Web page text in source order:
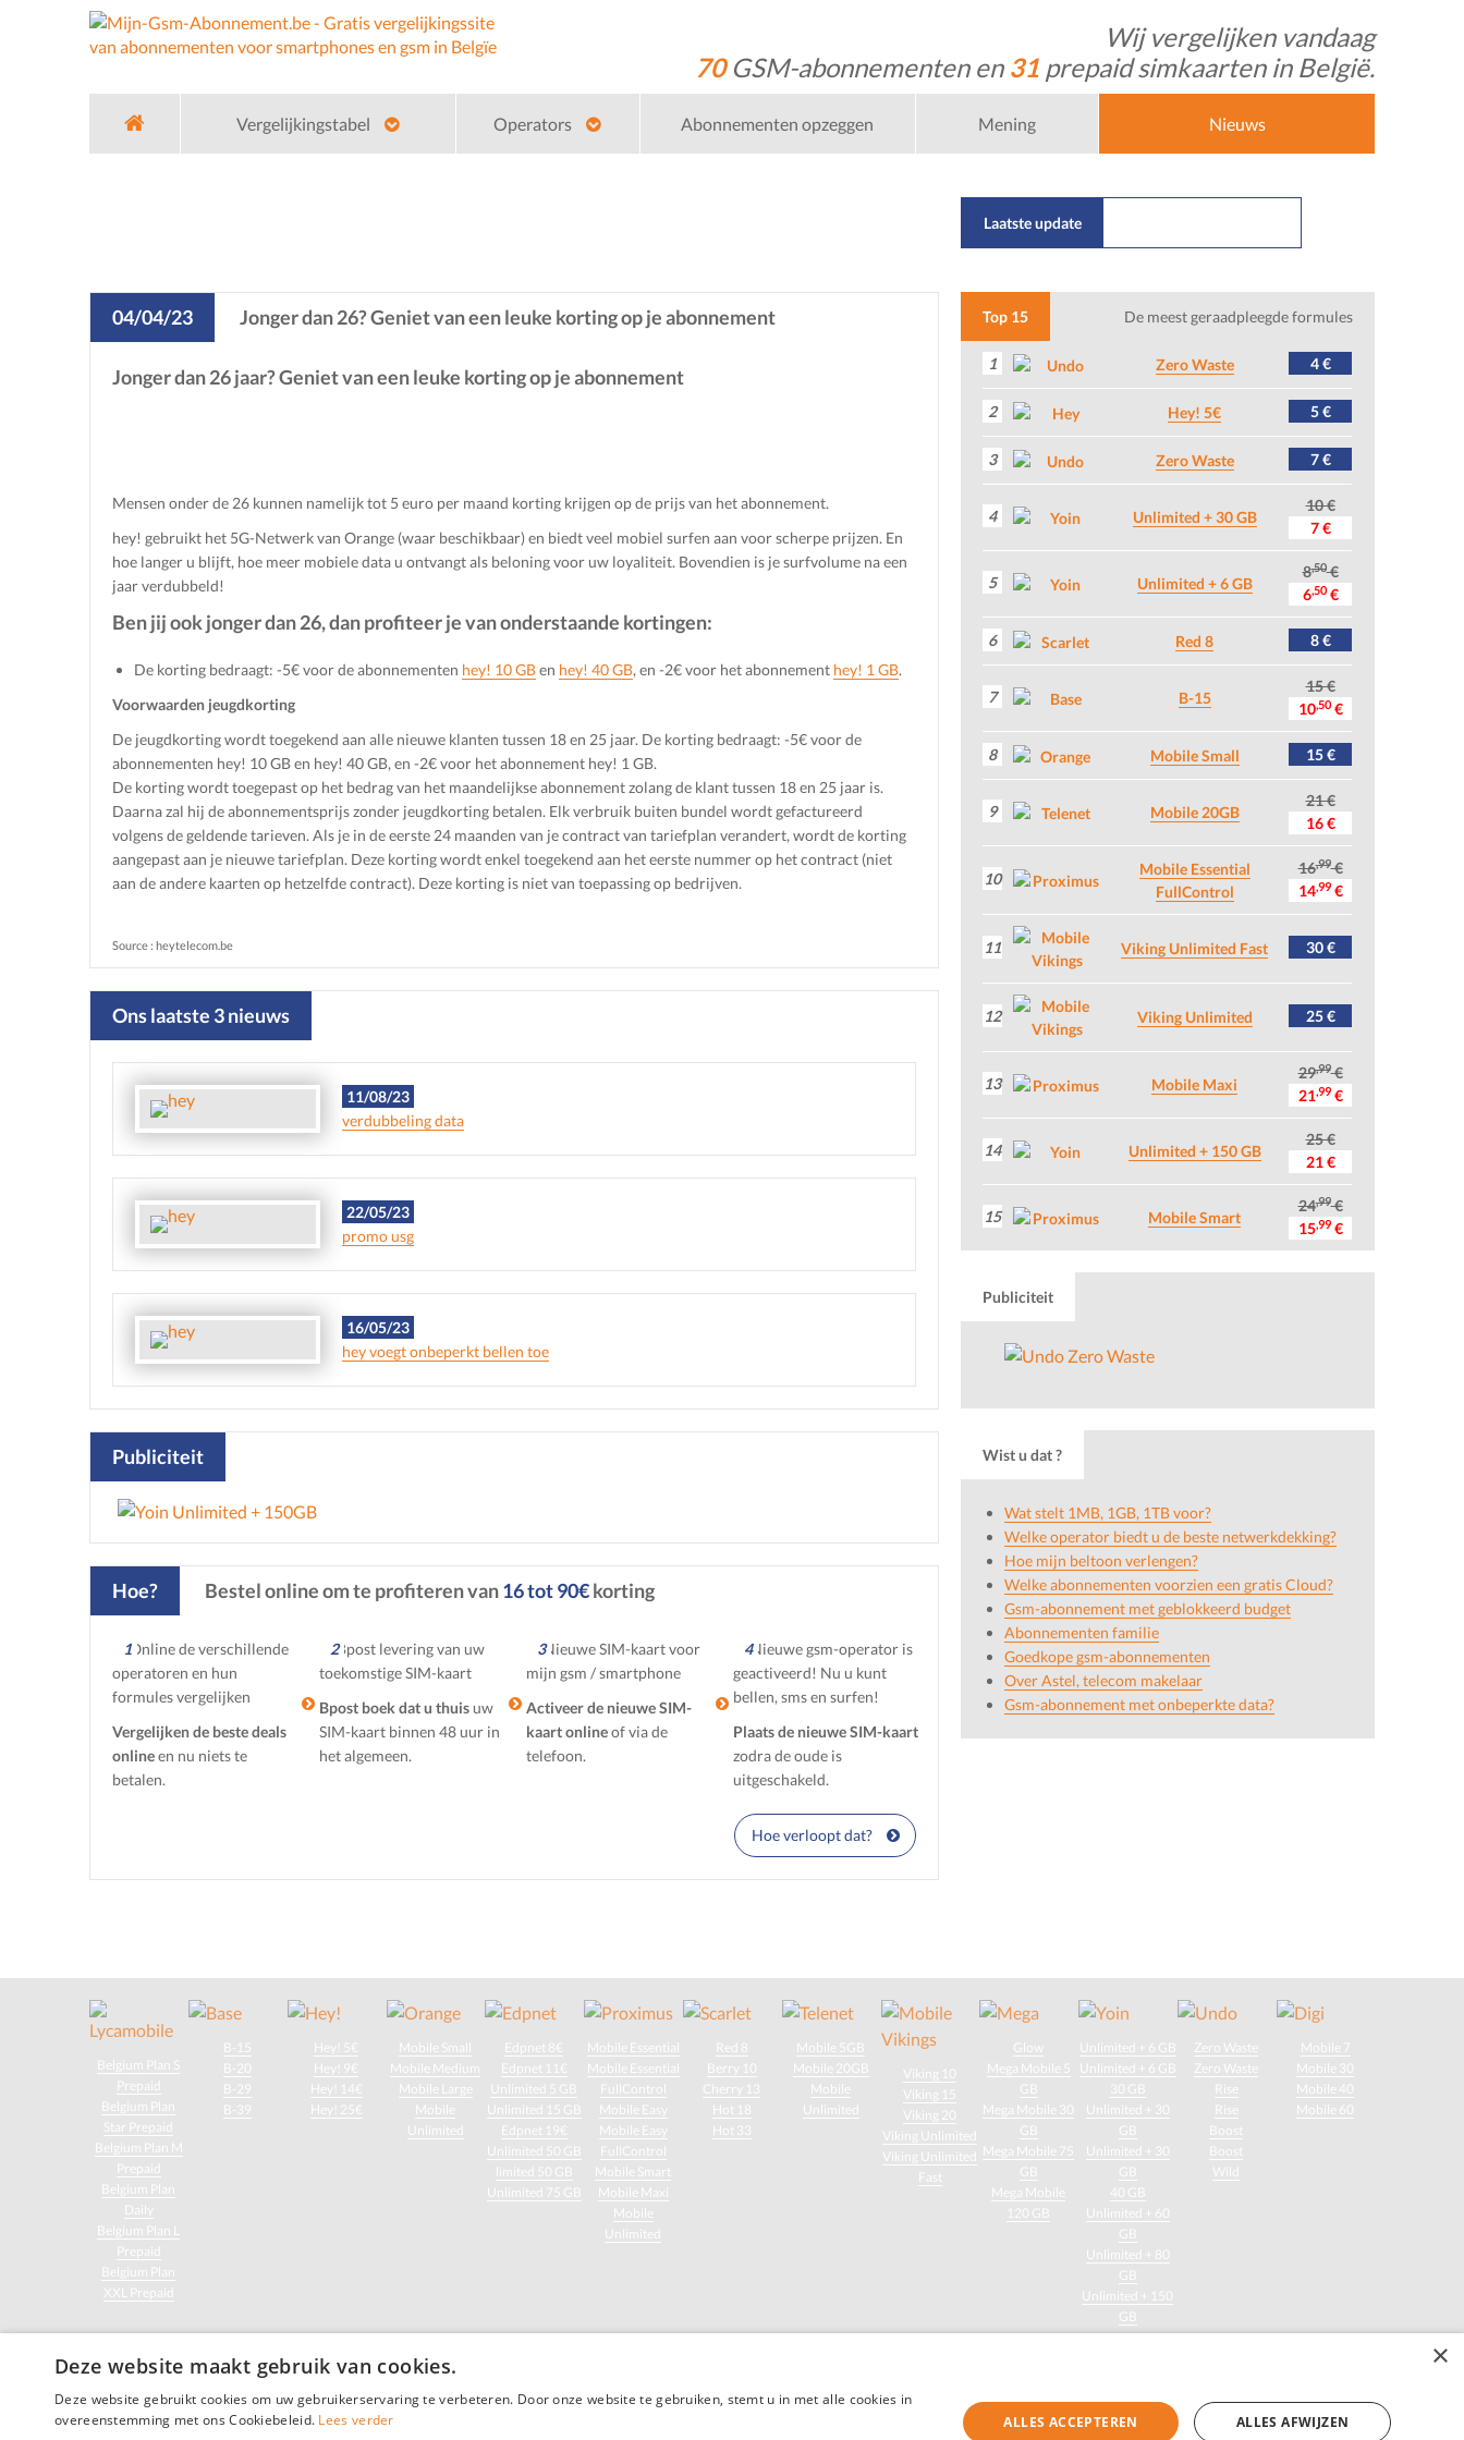
Wij vergelijken vandaag
70GSM-abonnementen en 31 prepaid simkaarten in België.
Vergelijkingstabel Operators Abonnementen opzeggen Mening Nieuws
Laatste update
04/04/23 Jonger dan 26? Geniet van een leuke korting op je abonnement
Jonger dan 26 jaar? Geniet van een leuke korting op je abonnement
Mensen onder de 26 kunnen namelijk tot 5 euro per maand korting krijgen op de prijs van het abonnement.
hey! gebruikt het 5G-Netwerk van Orange (waar beschikbaar) en biedt veel mobiel surfen aan voor scherpe prijzen. En
hoe langer u blijft, hoe meer mobiele data u ontvangt als beloning voor uw loyaliteit. Bovendien is je surfvolume na een
jaar verdubbeld!
Ben jij ook jonger dan 26, dan profiteer je van onderstaande kortingen:
De korting bedraagt: -5€ voor de abonnementen hey! 10 GBen hey! 40 GB, en -2€ voor het abonnement hey! 1 GB.
Voorwaarden jeugdkorting
De jeugdkorting wordt toegekend aan alle nieuwe klanten tussen 18 en 25 jaar. De korting bedraagt: -5€ voor de
abonnementen hey! 10 GB en hey! 40 GB, en -2€ voor het abonnement hey! 1 GB.
De korting wordt toegepast op het bedrag van het maandelijkse abonnement zolang de klant tussen 18 en 25 jaar is.
Daarna zal hij de abonnementsprijs zonder jeugdkorting betalen. Elk verbruik buiten bundel wordt gefactureerd
volgens de geldende tarieven. Als je in de eerste 24 maanden van je contract van tariefplan verandert, wordt de korting
aangepast aan je nieuwe tariefplan. Deze korting wordt enkel toegekend aan het eerste nummer op het contract (niet
aan de andere kaarten op hetzelfde contract). Deze korting is niet van toepassing op bedrijven.
Source : heytelecom.be
Ons laatste 3 nieuws
11/08/23
verdubbeling data
22/05/23
promo usg
16/05/23
hey voegt onbeperkt bellen toe
Publiciteit
Hoe? Bestel online om te profiteren van16 tot 90€korting
1
Vergelijken de beste deals
onlineen nu niets te
betalen.
2
Bpost boek dat u thuis uw
SIM-kaart binnen 48 uur in
het algemeen.
3
Activeer de nieuwe SIM-
kaart onlineof via de
telefoon.
4
Plaats de nieuwe SIM-kaart
zodra de oude is
uitgeschakeld.
Hoe verloopt dat?
Top 15 De meest geraadpleegde formules
1 Zero Waste 4 €
2 Hey! 5€ 5 €
3 Zero Waste 7 €
4 Unlimited + 30 GB
10 €
7 €
5 Unlimited + 6 GB
8,50€
6,50€
6 Red 8 8 €
7 B-15
15 €
10,50€
8 Mobile Small 15 €
9 Mobile 20GB
21 €
16 €
10
Mobile Essential
FullControl
16,99€
14,99€
11 Viking Unlimited Fast 30 €
12 Viking Unlimited 25 €
13 Mobile Maxi
29,99€
21,99€
14 Unlimited + 150 GB
25 €
21 €
15 Mobile Smart
24,99€
15,99€
Publiciteit
Wist u dat ?
Wat stelt 1MB, 1GB, 1TB voor?
Welke operator biedt u de beste netwerkdekking?
Hoe mijn beltoon verlengen?
Welke abonnementen voorzien een gratis Cloud?
Gsm-abonnement met geblokkeerd budget
Abonnementen familie
Goedkope gsm-abonnementen
Over Astel, telecom makelaar
Gsm-abonnement met onbeperkte data?
Belgium Plan S
Prepaid
Belgium Plan
Star Prepaid
Belgium Plan M
Prepaid
Belgium Plan
Daily
Belgium Plan L
Prepaid
Belgium Plan
XXL Prepaid
B-15
B-20
B-29
B-39
Hey! 5€
Hey! 9€
Hey! 14€
Hey! 25€
Mobile Small
Mobile Medium
Mobile Large
Mobile
Unlimited
Edpnet 8€
Edpnet 11€
Unlimited 5 GB
Unlimited 15 GB
Edpnet 19€
Unlimited 50 GB
limited 50 GB
Unlimited 75 GB
Mobile Essential
Mobile Essential
FullControl
Mobile Easy
Mobile Easy
FullControl
Mobile Smart
Mobile Maxi
Mobile
Unlimited
Red 8
Berry 10
Cherry 13
Hot 18
Hot 33
Mobile 5GB
Mobile 20GB
Mobile
Unlimited
Viking 10
Viking 15
Viking 20
Viking Unlimited
Viking Unlimited
Fast
Glow
Mega Mobile 5
GB
Mega Mobile 30
GB
Mega Mobile 75
GB
Mega Mobile
120 GB
Unlimited + 6 GB
Unlimited + 6 GB
30 GB
Unlimited + 30
GB
Unlimited + 30
GB
40 GB
Unlimited + 60
GB
Unlimited + 80
GB
Unlimited + 150
GB
Zero Waste
Zero Waste
Rise
Rise
Boost
Boost
Wild
Mobile 7
Mobile 30
Mobile 40
Mobile 60
Teksten en concepten door het auteursrecht beschermd - Alle rechten voorbehouden.
×
Deze website maakt gebruik van cookies.
Deze website gebruikt cookies om uw gebruikerservaring te verbeteren. Door onze website te gebruiken, stemt u in met alle cookies in
overeenstemming met ons Cookiebeleid. Lees verder ALLES ACCEPTEREN ALLES AFWIJZEN